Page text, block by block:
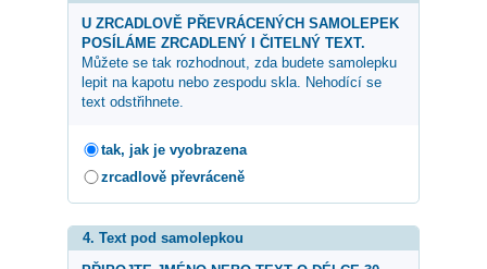
U ZRCADLOVĚ PŘEVRÁCENÝCH SAMOLEPEK
POSÍLÁME ZRCADLENÝ I ČITELNÝ TEXT.
Můžete se tak rozhodnout, zda budete samolepku
lepit na kapotu nebo zespodu skla. Nehodící se
text odstřihnete.
tak, jak je vyobrazena
zrcadlově převráceně
4. Text pod samolepkou